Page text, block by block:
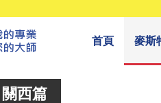
首頁 麥斯
西篇